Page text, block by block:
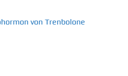
von Trenbolone